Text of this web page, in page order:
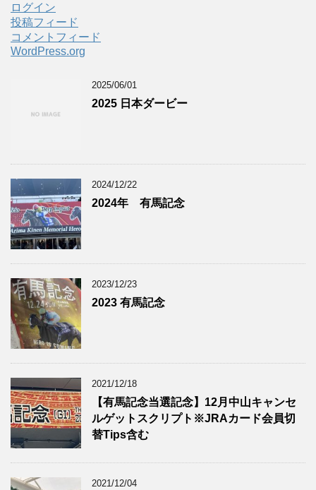
ログイン
投稿フィード
コメントフィード
WordPress.org
2025/06/01
2025 日本ダービー
2024/12/22
2024年 有馬記念
2023/12/23
2023 有馬記念
2021/12/18
【有馬記念当選記念】12月中山キャンセ
ルゲットスクリプト※JRAカード会員切
替Tips含む
2021/12/04